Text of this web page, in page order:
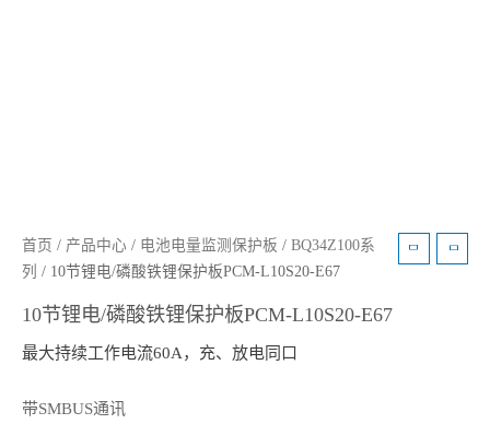
首页 / 产品中心 / 电池电量监测保护板 / BQ34Z100系
列 / 10节锂电/磷酸铁锂保护板PCM-L10S20-E67
10节锂电/磷酸铁锂保护板PCM-L10S20-E67
最大持续工作电流60A，充、放电同口
带SMBUS通讯